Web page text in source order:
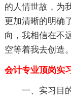
的人情世故，为
更加清晰的明确
向，我相信在不
空等着我去创造。
会计专业顶岗实
一、实习目